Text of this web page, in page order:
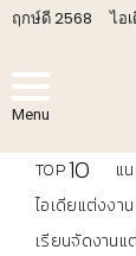
ฤกษ์ดี 2568 ไอ
Menu
TOP10 แ
ไอเดียแต่งงาน
เรียนจัดงานแ